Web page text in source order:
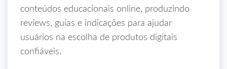
conteúdos educacionais online, produzindo
reviews, guias e indicações para ajudar
usuários na escolha de produtos digitais
confiáveis.